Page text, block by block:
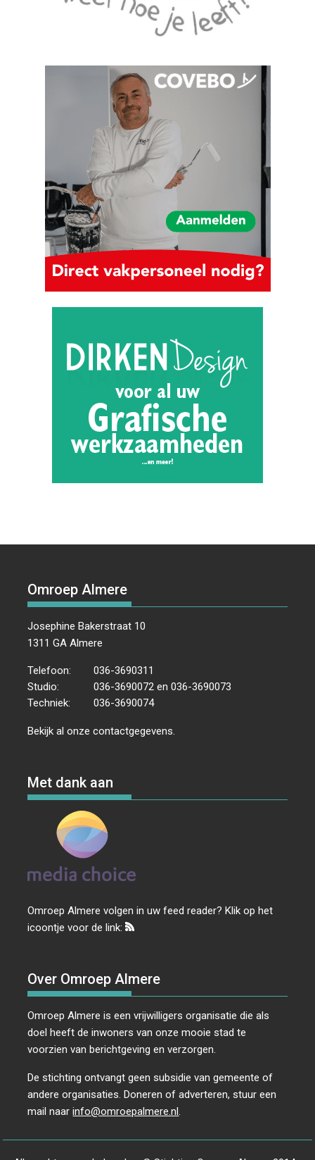
Omroep Almere
Josephine Bakerstraat 10
1311 GA Almere
Telefoon:
036-3690311
Studio:
036-3690072 en 036-3690073
Techniek:
036-3690074
Bekijk al onzecontactgegevens.
Met dank aan
Omroep Almere volgen in uw feed reader? Klik op het
icoontje voor de link:
Over Omroep Almere
Omroep Almere is een vrijwilligers organisatie die als
doel heeft de inwoners van onze mooie stad te
voorzien van berichtgeving en verzorgen.
De stichting ontvangt geen subsidie van gemeente of
andere organisaties. Doneren of adverteren, stuur een
mail naarinfo@omroepalmere.nl.